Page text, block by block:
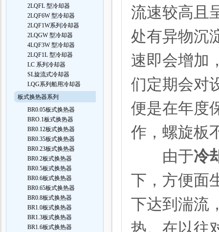
2LQFL 型冷却器
2LQF6W 型冷却器
2LQF1W系列冷却器
2LQGW 型冷却器
4LQF3W 型冷却器
2LQF1L 型冷却器
LC 系列冷却器
SL旋流式冷却器
LQG系列船用冷却器
板式换热器系列
BR0.05板式换热器
BRO.1板式换热器
BR0.12板式换热器
BR0.35板式换热器
BR0.23板式换热器
BR0.2板式换热器
BR0.5板式换热器
BR0.6板式换热器
BR0.65板式换热器
BR0.8板式换热器
BR1.0板式换热器
BR1.3板式换热器
BR1.6板式换热器
流速较高且
处有异物沉
速即会增加
们定期会对
便是在年度
作，螺旋板
由于冷
下，方便面
下达到湍流
热。在以往